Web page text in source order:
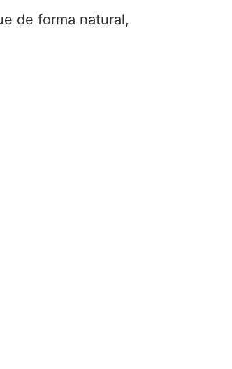
de forma natural,